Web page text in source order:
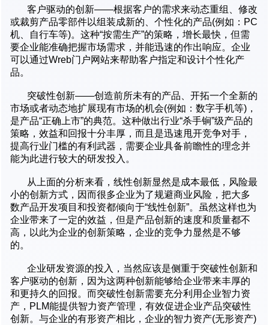
客户驱动的创新——根据客户的需求来动态重组、修改
或裁剪产品零部件以组装成新的、个性化的产品(例如：PC
机、自行车等)。这种“按需生产”的策略，增长最快，但需
要企业能准确把握市场需求，并能迅速的作出响应。企业
可以通过Wreb门户网站来帮助客户指定和设计个性化产
品。
突破性创新——创造前所未有的产品、开拓一个全新的
市场或者动态地扩展现有市场的机会(例如：数字手机等)，
是产品“正确上市”的典范。这种做出行业“杀手锏”级产品的
策略，效益和回报十分丰厚，而且是迅速甩开竞争对手，
提高行业门槛的有利武器，需要企业具备前瞻性的理念并
能为此进行较大的研发投入。
从上面的分析来看，线性创新显然是成本最低，风险最
小的创新方式，因而很多企业为了规避商业风险，把大多
数产品开发项目和投资都倾向于“线性创新”。虽然这样也为
企业带来了一定的效益，但是产品创新的速度和质量都不
高，以此为企业的创新策略，企业的竞争力显然是不够
的。
企业研发资源的投入，当然应该是侧重于突破性创新和
客户驱动的创新，因为这两种创新能够给企业带来丰厚的
和更持久的回报。而突破性创新需要充分利用企业智力资
产，PLM能提供智力资产管理，有效促进企业产品突破性
创新。与企业的有形资产相比，企业的智力资产(无形资产)